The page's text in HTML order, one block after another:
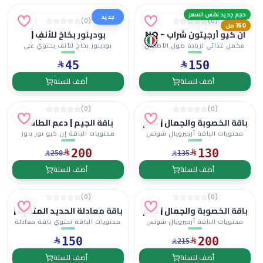
حجم جديد نفس السعر
150 مل
(
0
)
ان كيو أرجيتون شراب - NQ
Argitone syrup
مكمل غذائي لزيادة طول الأطفال
ودعم النمو الصحي وتق...
150
أضف للسلة
جديد (
0
)
بودينور بخاخ للأنف |
بوديسونيد لتخفيف أعراض
حساسية الأنف واحتقان الأنف
بودينور بخاخ للأنف يحتوي على
بوديسونيد، ويساعد على...
45
أضف للسلة
(
0
)
باقة الخصوبة والجمال | دعم
الصحة الإنجابية ونضارة
البشرة من الداخل 3x2
محتويات الباقة أرجيرويال شوتس
130
135
أضف للسلة
(
0
)
باقة الجيم | دعم الطاقة،
التركيز والأداء الرياضي قبل
وأثناء وبعد التمرين
محتويات الباقة إن كيو نور باور
200
250
أضف للسلة
(
0
)
باقة الخصوبة والجمال | دعم
الصحة الإنجابية ونضارة
البشرة من الداخل
محتويات الباقة أرجيرويال شوتس
200
215
أضف للسلة
(
0
)
باقة معادلة الحديد المثالية |
مكملات غذائية لدعم
امتصاص الحديد
والهيموجلوبين والطاقة
محتويات الباقة تحتوي باقة معادلة
الحديد المثالية ع...
150
أضف للسلة